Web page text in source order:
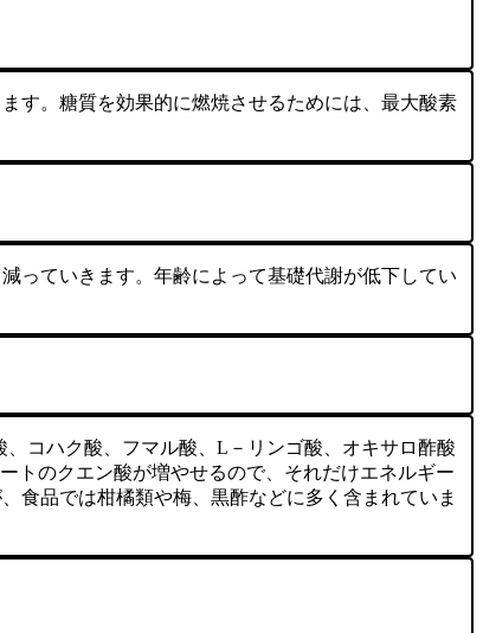
す。糖質を効果的に燃焼させるためには、最大酸素
っていきます。年齢によって基礎代謝が低下してい
コハク酸、フマル酸、L－リンゴ酸、オキサロ酢酸
トのクエン酸が増やせるので、それだけエネルギー
食品では柑橘類や梅、黒酢などに多く含まれていま